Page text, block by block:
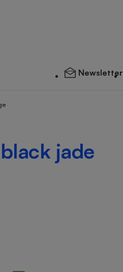
Newsletter
jade